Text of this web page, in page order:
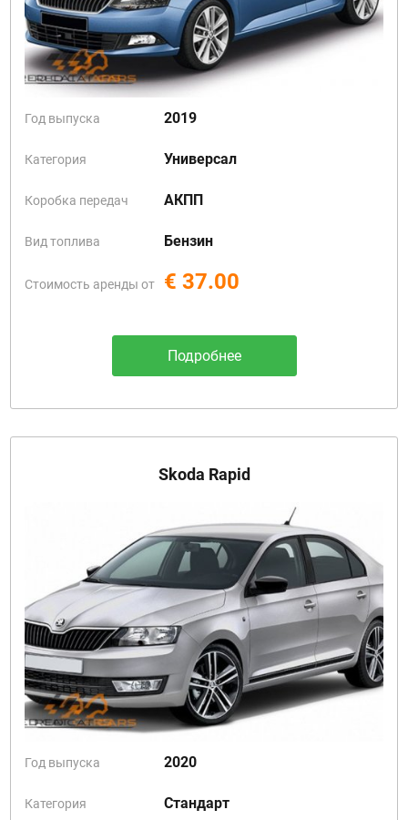
Год выпуска 2019
Категория Универсал
Коробка передач АКПП
Вид топлива Бензин
Стоимость аренды от € 37.00
Подробнее
Skoda Rapid
Год выпуска 2020
Категория Стандарт